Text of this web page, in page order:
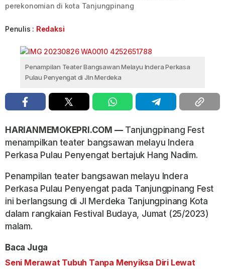
perekonomian di kota Tanjungpinang
Penulis : Redaksi
Penampilan Teater Bangsawan Melayu Indera Perkasa
Pulau Penyengat di Jln Merdeka
HARIANMEMOKEPRI.COM —Tanjungpinang Fest
menampilkan teater bangsawan melayu Indera
Perkasa Pulau Penyengat bertajuk Hang Nadim.
Penampilan teater bangsawan melayu Indera
Perkasa Pulau Penyengat pada Tanjungpinang Fest
ini berlangsung di Jl Merdeka Tanjungpinang Kota
dalam rangkaian Festival Budaya, Jumat (25/2023)
malam.
Baca Juga
Seni Merawat Tubuh Tanpa Menyiksa Diri Lewat